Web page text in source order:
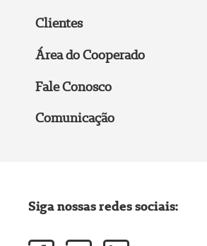
Clientes
Área do Cooperado
Fale Conosco
Comunicação
Siga nossas redes sociais: